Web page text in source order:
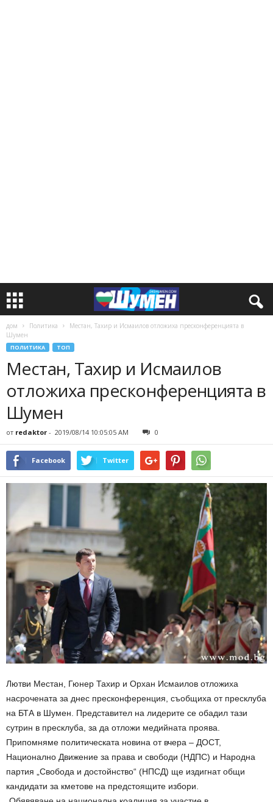
дом Политика
Местан, Тахир и Исмаилов отложиха пресконференцията в
Шумен
ПОЛИТИКА ТОП
Местан, Тахир и Исмаилов
отложиха пресконференцията в
Шумен
от redaktor - 2019/08/14 10:05:05 AM 0
Facebook Twitter
Лютви Местан, Гюнер Тахир и Орхан Исмаилов отложиха
насрочената за днес пресконференция, съобщиха от пресклуба
на БТА в Шумен. Представител на лидерите се обадил тази
сутрин в пресклуба, за да отложи медийната проява.
Припомняме политическата новина от вчера – ДОСТ,
Национално Движение за права и свободи (НДПС) и Народна
партия „Свобода и достойнство“ (НПСД) ще издигнат общи
кандидати за кметове на предстоящите избори.